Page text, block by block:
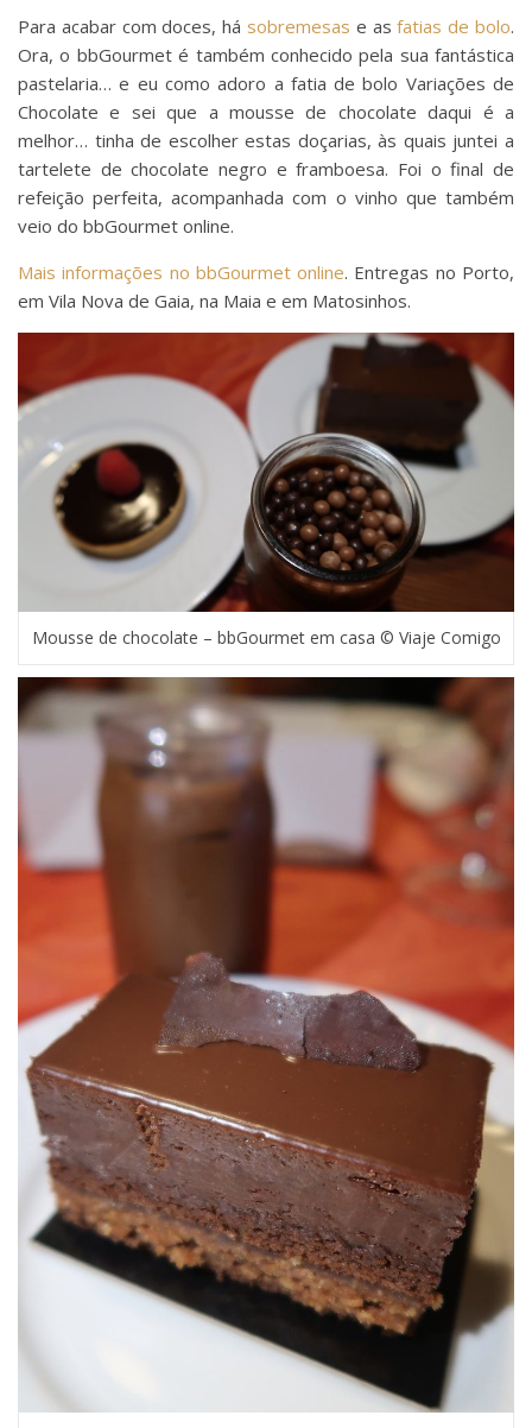
Para acabar com doces, há sobremesas e asfatias de bolo.
Ora, o bbGourmet é também conhecido pela sua fantástica
pastelaria… e eu como adoro a fatia de bolo Variações de
Chocolate e sei que a mousse de chocolate daqui é a
melhor… tinha de escolher estas doçarias, às quais juntei a
tartelete de chocolate negro e framboesa. Foi o final de
refeição perfeita, acompanhada com o vinho que também
veio do bbGourmet online.
Mais informações no bbGourmet online. Entregas no Porto,
em Vila Nova de Gaia, na Maia e em Matosinhos.
Mousse de chocolate – bbGourmet em casa © Viaje Comigo